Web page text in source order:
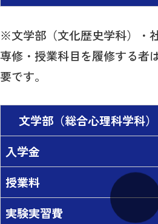
※文学部（文化歴史学科）・
専修・授業科目を履修する者
要です。
文学部（総合心理科学科）
入学金
授業料
実験実習費